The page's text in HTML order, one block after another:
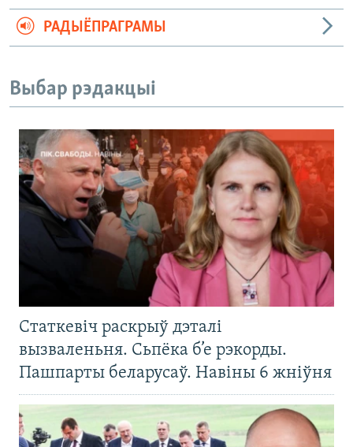
РАДЫЁПРАГРАМЫ
Выбар рэдакцыі
Статкевіч раскрыў дэталі
вызваленьня. Сьпёка б’е рэкорды.
Пашпарты беларусаў. Навіны 6 жніўня